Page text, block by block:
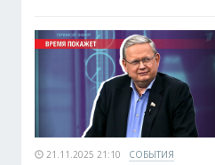
21.11.2025 21:10 СОБЫТИЯ